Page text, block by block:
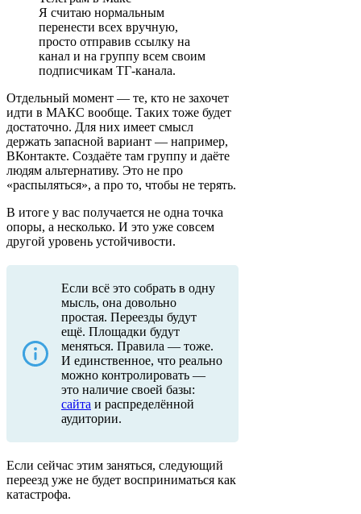
Я считаю нормальным
перенести всех вручную,
просто отправив ссылку на
канал и на группу всем своим
подписчикам ТГ-канала.
Отдельный момент — те, кто не захочет
идти в МАКС вообще. Таких тоже будет
достаточно. Для них имеет смысл
держать запасной вариант — например,
ВКонтакте. Создаёте там группу и даёте
людям альтернативу. Это не про
«распыляться», а про то, чтобы не терять.
В итоге у вас получается не одна точка
опоры, а несколько. И это уже совсем
другой уровень устойчивости.
Если всё это собрать в одну
мысль, она довольно
простая. Переезды будут
ещё. Площадки будут
меняться. Правила — тоже.
И единственное, что реально
можно контролировать —
это наличие своей базы:
сайта и распределённой
аудитории.
Если сейчас этим заняться, следующий
переезд уже не будет восприниматься как
катастрофа.